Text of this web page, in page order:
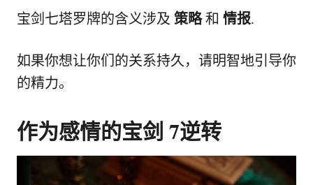
宝剑七塔罗牌的含义涉及 策略和 情报.
如果你想让你们的关系持久，请明智地引导你
的精力。
作为感情的宝剑 7逆转